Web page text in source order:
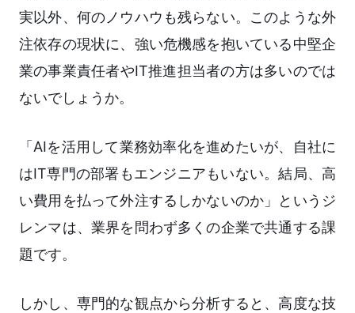
実以外、何のノウハウも残らない。このような外
注依存の現状に、強い危機感を抱いている中堅企
業の事業責任者やIT推進担当者の方は多いのでは
ないでしょうか。
「AIを活用して業務効率化を進めたいが、自社に
はIT専門の部署もエンジニアもいない。結局、高
い費用を払って外注するしかないのか」というジ
レンマは、業界を問わず多くの企業で共通する課
題です。
しかし、専門的な観点から分析すると、高度な技